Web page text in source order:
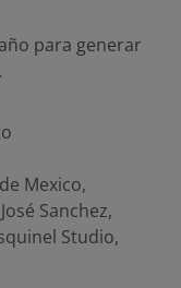
para generar
Mexico,
José Sanchez,
Studio,